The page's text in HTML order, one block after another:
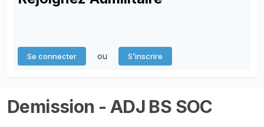
Se connecter ou S’inscrire
Demission - ADJ BS SOC